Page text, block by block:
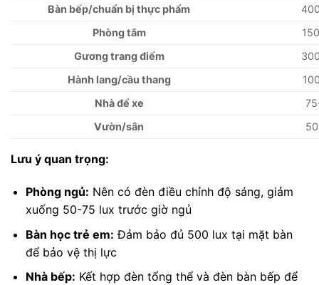
Bàn bếp/chuẩn bị thực phẩm
Phòng tắm
Gương trang điểm
Hành lang/cầu thang
Nhà để xe
Vườn/sân
Lưu ý quan trọng:
Phòng ngủ: Nên có đèn điều chỉnh độ sáng, giảm
xuống 50-75 lux trước giờ ngủ
Bàn học trẻ em: Đảm bảo đủ 500 lux tại mặt bàn
để bảo vệ thị lực
Nhà bếp: Kết hợp đèn tổng thể và đèn bàn bếp để